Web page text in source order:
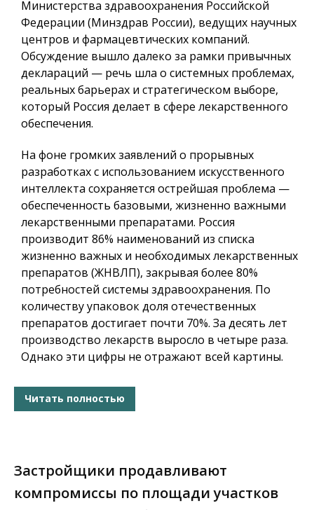
Министерства здравоохранения Российской
Федерации (Минздрав России), ведущих научных
центров и фармацевтических компаний.
Обсуждение вышло далеко за рамки привычных
деклараций — речь шла о системных проблемах,
реальных барьерах и стратегическом выборе,
который Россия делает в сфере лекарственного
обеспечения.
На фоне громких заявлений о прорывных
разработках с использованием искусственного
интеллекта сохраняется острейшая проблема —
обеспеченность базовыми, жизненно важными
лекарственными препаратами. Россия
производит 86% наименований из списка
жизненно важных и необходимых лекарственных
препаратов (ЖНВЛП), закрывая более 80%
потребностей системы здравоохранения. По
количеству упаковок доля отечественных
препаратов достигает почти 70%. За десять лет
производство лекарств выросло в четыре раза.
Однако эти цифры не отражают всей картины.
Читать полностью
Застройщики продавливают
компромиссы по площади участков